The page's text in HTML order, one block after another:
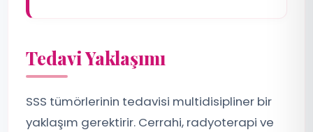
Tedavi Yaklaşımı
SSS tümörlerinin tedavisi multidisipliner bir
yaklaşım gerektirir. Cerrahi, radyoterapi ve